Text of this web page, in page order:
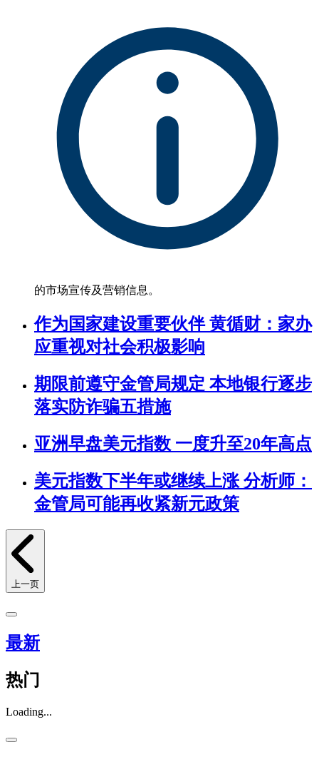
的市场宣传及营销信息。
作为国家建设重要伙伴 黄循财：家办
应重视对社会积极影响
期限前遵守金管局规定 本地银行逐步
落实防诈骗五措施
亚洲早盘美元指数 一度升至20年高点
美元指数下半年或继续上涨 分析师：
金管局可能再收紧新元政策
上一页
最新
热门
Loading...